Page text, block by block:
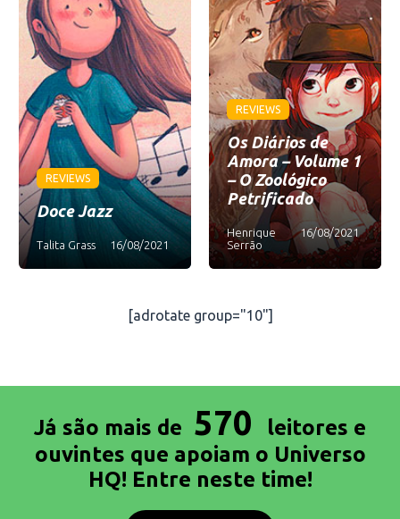
REVIEWS
Doce Jazz
Talita Grass 16/08/2021
REVIEWS
Os Diários de
Amora – Volume 1
– O Zoológico
Petrificado
Henrique
Serrão
16/08/2021
[adrotate group="10"]
Já são mais de 570
leitores e
ouvintes que apoiam o Universo
HQ! Entre neste time!